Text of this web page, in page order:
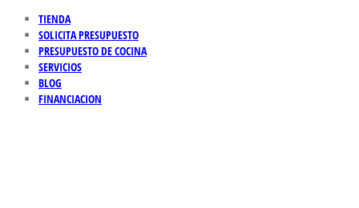
TIENDA
SOLICITA PRESUPUESTO
PRESUPUESTO DE COCINA
SERVICIOS
BLOG
FINANCIACION